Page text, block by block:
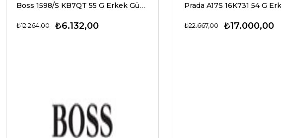
Boss 1598/S KB7QT 55 G Erkek Güneş Gözlükleri
₺6.132,00
₺12.264,00 ₺17.000,00
₺22.667,00